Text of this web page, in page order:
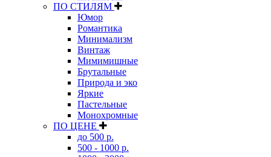
ПО СТИЛЯМ
Юмор
Романтика
Минимализм
Винтаж
Мимимишные
Брутальные
Природа и эко
Яркие
Пастельные
Монохромные
ПО ЦЕНЕ
до 500 р.
500 - 1000 р.